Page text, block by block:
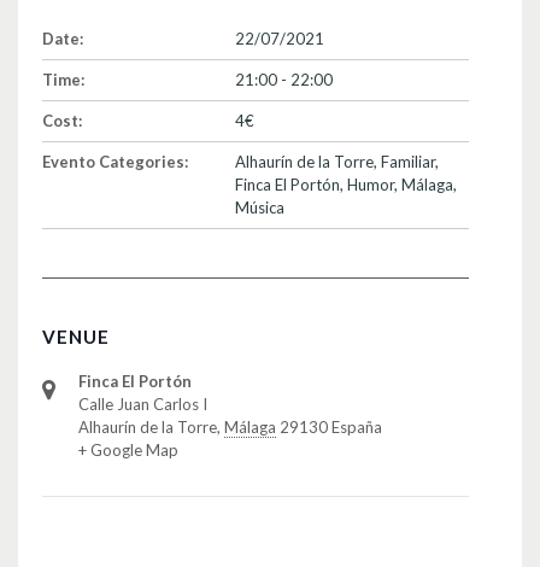
Date: 22/07/2021
Time: 21:00 - 22:00
Cost: 4€
Evento Categories: Alhaurín de la Torre, Familiar,
Finca El Portón, Humor, Málaga,
Música
VENUE
Finca El Portón
Calle Juan Carlos I
Alhaurín de la Torre, Málaga 29130España
+ Google Map